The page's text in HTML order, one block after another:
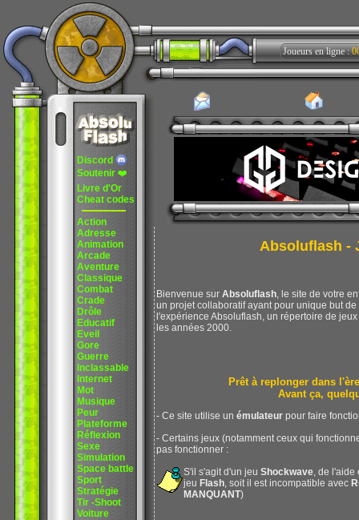
Discord
Soutenir ❤️
Livre d'Or
Cheat codes
Action
Adresse
Animation
Arcade
Aventure
Classique
Combat
Crade
Drôle
Educatif
Eveil
Gore
Guerre
Inclassable
Internet
Mot
Musique
Peur
Plateforme
Réflexion
Sexe
Simulation
Space battle
Sport
Stratégie
Tir -Shoot
Voiture
Joueurs en ligne :
Absoluflash -
Bienvenue sur Absoluflash , le site de votre
un projet collaboratif ayant pour unique but
l'expérience Absoluflash, un répertoire de
les années 2000.
Prêt à replonger dans
Avant ça,
- Ce site utilise un émulateur pour faire
- Certains jeux (notamment ceux qui
pas fonctionner :
S'il s'agit d'un jeu Shockwave , de
jeu Flash , soit il est incompatible avec
MANQUANT)